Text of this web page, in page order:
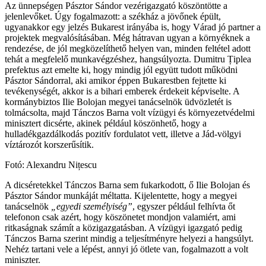
Az ünnepségen Pásztor Sándor vezérigazgató köszöntötte a
jelenlevőket. Úgy fogalmazott: a székház a jövőnek épült,
ugyanakkor egy jelzés Bukarest irányába is, hogy Várad jó partner a
projektek megvalósításában. Még hátravan ugyan a környéknek a
rendezése, de jól megközelíthető helyen van, minden feltétel adott
tehát a megfelelő munkavégzéshez, hangsúlyozta. Dumitru Țiplea
prefektus azt emelte ki, hogy mindig jól együtt tudott működni
Pásztor Sándorral, aki amikor éppen Bukarestben fejtette ki
tevékenységét, akkor is a bihari emberek érdekeit képviselte. A
kormánybiztos Ilie Bolojan megyei tanácselnök üdvözletét is
tolmácsolta, majd Tánczos Barna volt vízügyi és környezetvédelmi
minisztert dicsérte, akinek például köszönhető, hogy a
hulladékgazdálkodás pozitív fordulatot vett, illetve a Jád-völgyi
víztározót korszerűsítik.
Fotó: Alexandru Nițescu
A dicséretekkel Tánczos Barna sem fukarkodott, ő Ilie Bolojan és
Pásztor Sándor munkáját méltatta. Kijelentette, hogy a megyei
tanácselnök „egyedi személyiség”, egyszer például felhívta őt
telefonon csak azért, hogy köszönetet mondjon valamiért, ami
ritkaságnak számít a közigazgatásban. A vízügyi igazgató pedig
Tánczos Barna szerint mindig a teljesítményre helyezi a hangsúlyt.
Nehéz tartani vele a lépést, annyi jó ötlete van, fogalmazott a volt
miniszter.